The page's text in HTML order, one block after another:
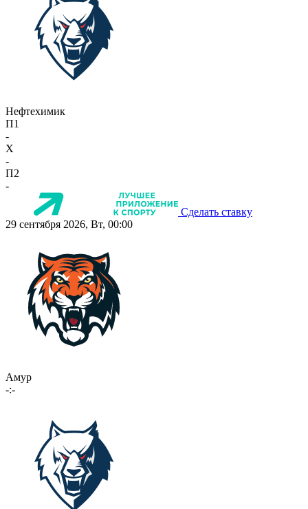
Нефтехимик
П1
-
X
-
П2
-
Сделать ставку
29 сентября 2026, Вт, 00:00
Амур
-:-